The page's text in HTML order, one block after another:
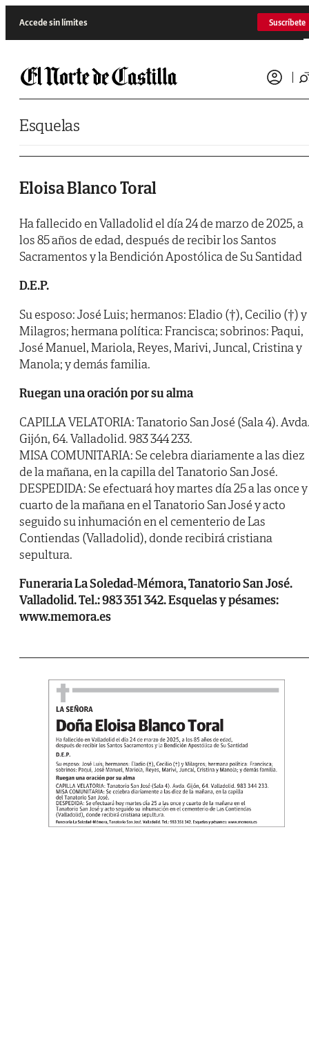
Accede sin límites Suscríbete
Esquelas
Eloisa Blanco Toral
Ha fallecido en Valladolid el día 24 de marzo de 2025, a
los 85 años de edad, después de recibir los Santos
Sacramentos y la Bendición Apostólica de Su Santidad
D.E.P.
Su esposo: José Luis; hermanos: Eladio (†), Cecilio (†) y
Milagros; hermana política: Francisca; sobrinos: Paqui,
José Manuel, Mariola, Reyes, Marivi, Juncal, Cristina y
Manola; y demás familia.
Ruegan una oración por su alma
CAPILLA VELATORIA: Tanatorio San José (Sala 4).
Gijón, 64. Valladolid. 983 344 233.
MISA COMUNITARIA: Se celebra diariamente a las diez
de la mañana, en la capilla del Tanatorio San José.
DESPEDIDA: Se efectuará hoy martes día 25 a las once y
cuarto de la mañana en el Tanatorio San José y acto
seguido su inhumación en el cementerio de Las
Contiendas (Valladolid), donde recibirá cristiana
sepultura.
Funeraria La Soledad-Mémora, Tanatorio San José.
Valladolid. Tel.: 983 351 342. Esquelas y pésames:
www.memora.es